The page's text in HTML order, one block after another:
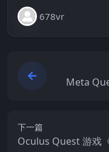
678vr
Meta
下一篇
Oculus Quest 游戏